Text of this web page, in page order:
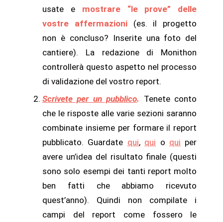
usate e mostrare “le prove” delle
vostre affermazioni(es. il progetto
non è concluso? Inserite una foto del
cantiere). La redazione di Monithon
controllerà questo aspetto nel processo
di validazione del vostro report.
Scrivete per un pubblico. Tenete conto
che le risposte alle varie sezioni saranno
combinate insieme per formare il report
pubblicato. Guardate qui, qui o qui per
avere un’idea del risultato finale (questi
sono solo esempi dei tanti report molto
ben fatti che abbiamo ricevuto
quest’anno). Quindi non compilate i
campi del report come fossero le